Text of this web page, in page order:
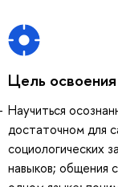
Цель
Научиться
достаточном для
социологических
навыков; общения